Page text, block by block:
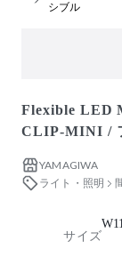
シブル
Flexible LED
CLIP-MINI /
YAMAGIWA
ライト・照明
サイズ